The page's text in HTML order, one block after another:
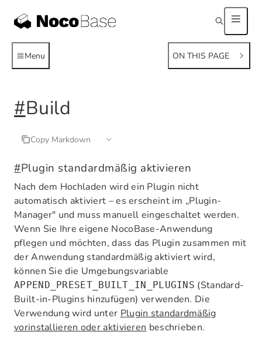
Menu ON THIS PAGE
#Build
Copy Markdown
#Plugin standardmäßig aktivieren
Nach dem Hochladen wird ein Plugin nicht
automatisch aktiviert – es erscheint im „Plugin-
Manager" und muss manuell eingeschaltet werden.
Wenn Sie Ihre eigene NocoBase-Anwendung
pflegen und möchten, dass das Plugin zusammen mit
der Anwendung standardmäßig aktiviert wird,
können Sie die Umgebungsvariable
APPEND_PRESET_BUILT_IN_PLUGINS (Standard-
Built-in-Plugins hinzufügen) verwenden. Die
Verwendung wird unter Plugin standardmäßig
vorinstallieren oder aktivieren beschrieben.